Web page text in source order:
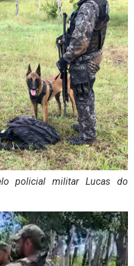
policial militar Lucas do